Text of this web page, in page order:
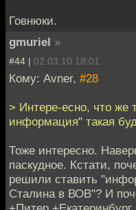
Говнюки.
gmuriel »
#44 | 02.03.10 18:01
Кому: Avner, #28
> Интере-есно, что же
информация" такая
Тоже интересно.
паскудное. Кстати,
решили ставить
Сталина в ВОВ"? И